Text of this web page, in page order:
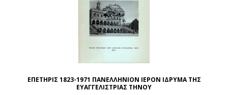
ΕΠΕΤΗΡΙΣ 1823-1971 ΠΑΝΕΛΛΗΝΙΟΝ ΙΕΡΟΝ ΙΔΡΥΜΑ ΤΗΣ
ΕΥΑΓΓΕΛΙΣΤΡΙΑΣ ΤΗΝΟΥ